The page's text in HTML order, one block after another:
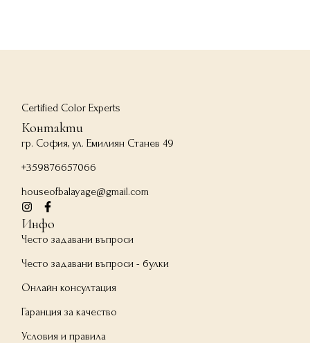
Certified Color Experts
Контакти
гр. София, ул. Емилиян Станев 49
+359876657066
houseofbalayage@gmail.com
Инфо
Често задавани въпроси
Често задавани въпроси - булки
Онлайн консултация
Гаранция за качество
Условия и правила